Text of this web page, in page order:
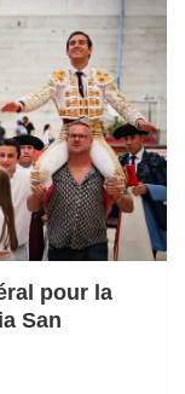
pour la
San